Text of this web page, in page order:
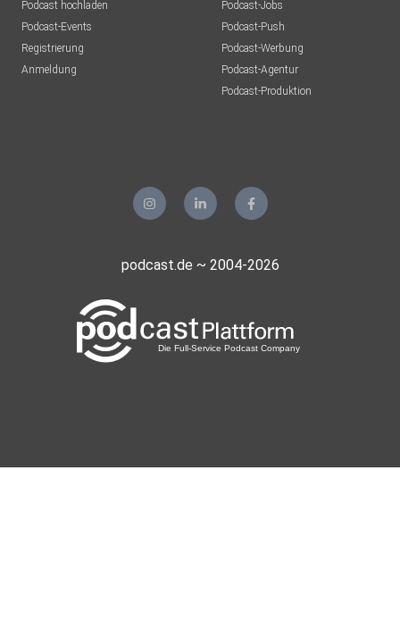
Podcast hochladen
Podcast-Events
Registrierung
Anmeldung
Podcast-Jobs
Podcast-Push
Podcast-Werbung
Podcast-Agentur
Podcast-Produktion
podcast.de ~ 2004-2026